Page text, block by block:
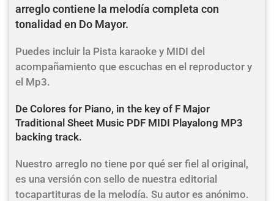
arreglo contiene la melodía completa con
tonalidad en Do Mayor.
Puedes incluir la Pista karaoke y MIDI del
acompañamiento que escuchas en el reproductor y
el Mp3.
De Colores for Piano, in the key of F Major
Traditional Sheet Music PDF MIDI Playalong MP3
backing track.
Nuestro arreglo no tiene por qué ser fiel al original,
es una versión con sello de nuestra editorial
tocapartituras de la melodía. Su autor es anónimo.